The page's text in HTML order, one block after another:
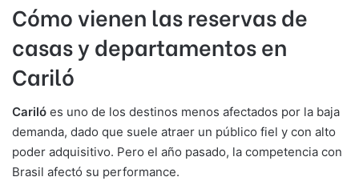
Cómo vienen las reservas de
casas y departamentos en
Cariló
Cariló es uno de los destinos menos afectados por la baja
demanda, dado que suele atraer un público fiel y con alto
poder adquisitivo. Pero el año pasado, la competencia con
Brasil afectó su performance.